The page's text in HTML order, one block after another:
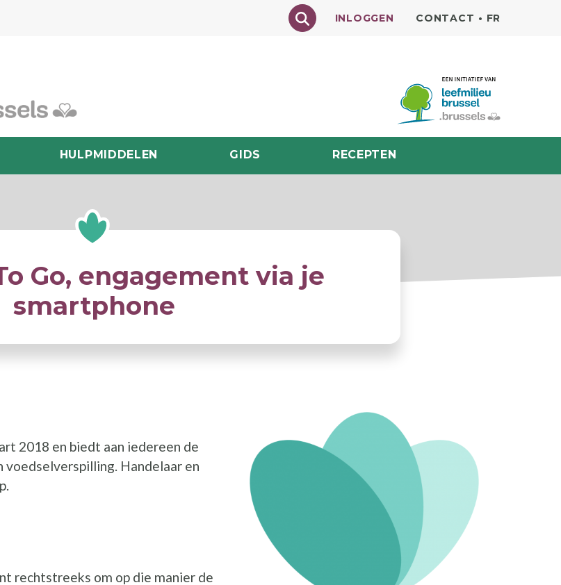
Texte à rechercher
INLOGGEN CONTACT • FR
HULPMIDDELEN GIDS RECEPTEN
Go, engagement via je
smartphone
2018 en biedt aan iedereen de
Handelaar en
rechtstreeks om op die manier de